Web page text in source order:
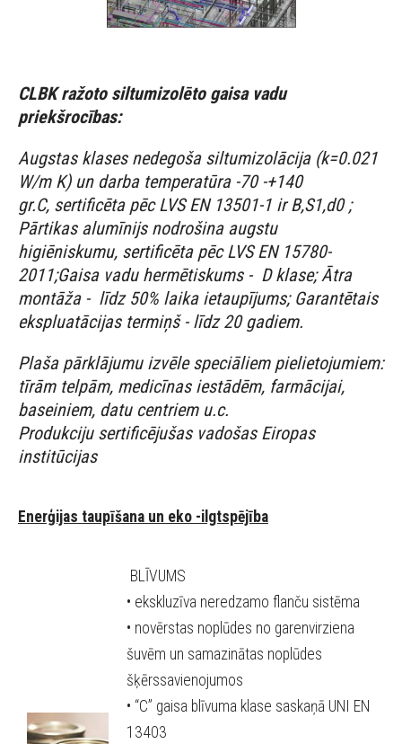
CLBK ražoto siltumizolēto gaisa vadu
priekšrocības:
Augstas klases nedegoša siltumizolācija (k=0.021
W/m K) un darba temperatūra -70 -+140
gr.C, sertificēta pēc LVS EN 13501-1 ir B,S1,d0 ;
Pārtikas alumīnijs nodrošina augstu
higiēniskumu, sertificēta pēc LVS EN 15780-
2011;Gaisa vadu hermētiskums - D klase; Ātra
montāža - līdz 50% laika ietaupījums; Garantētais
ekspluatācijas termiņš - līdz 20 gadiem.
Plaša pārklājumu izvēle speciāliem pielietojumiem:
tīrām telpām, medicīnas iestādēm, farmācijai,
baseiniem, datu centriem u.c.
Produkciju sertificējušas vadošas Eiropas
institūcijas
Enerģijas taupīšana un eko -ilgtspējība
BLĪVUMS
• ekskluzīva neredzamo flanču sistēma
• novērstas noplūdes no garenvirziena
šuvēm un samazinātas noplūdes
šķērssavienojumos
• “C” gaisa blīvuma klase saskaņā UNI EN
13403